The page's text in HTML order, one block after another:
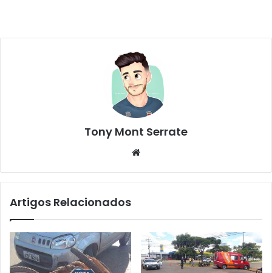
Tony Mont Serrate
te
Artigos Relacionados